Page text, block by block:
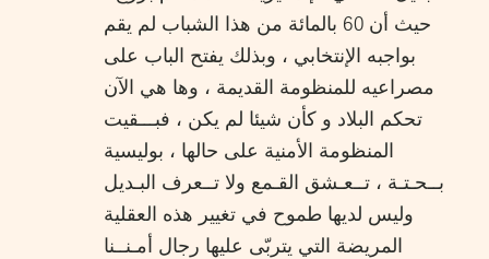
حيث أن 60 بالمائة من هذا الشباب لم يقم
بواجبه الإنتخابي ، وبذلك يفتح الباب على
مصراعيه للمنظومة القديمة ، وها هي الآن
تحكم البلاد و كأن شيئا لم يكن ، فبـــقيت
المنظومة الأمنية على حالها ، بوليسية
بــحـتـة ، تــعـشق القـمع ولا تــعرف البـديل
وليس لديها طموح في تغيير هذه العقلية
المريضة التي يتربّى عليها رجال أمـنــنا